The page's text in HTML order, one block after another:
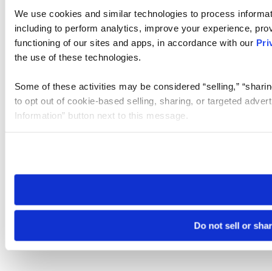
We use cookies and similar technologies to process
including to perform analytics, improve your experience,
functioning of our sites and apps, in accordance with our
the use of these technologies.
Some of these activities may be considered “selling,”
to opt out of cookie-based selling, sharing, or targeted
Information” button next to this message.
need to be set again.
Do not sell or